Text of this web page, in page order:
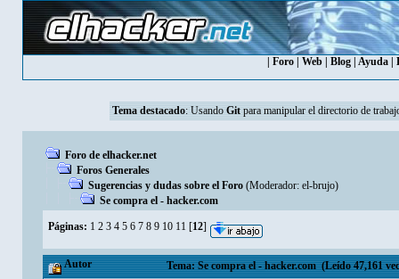
Foro| Web| Blog| Ayuda|
Tema destacado: Usando Git para manipular el directorio de
Foro de elhacker.net
Foros Generales
Sugerencias y dudas sobre el Foro (Moderador: el-brujo)
Se compra el - hacker.com
Páginas: 1 2 3 4 5 6 7 8 9 10 11 [12]
Autor Tema: Se compra el - hacker.com (Leído 47,161